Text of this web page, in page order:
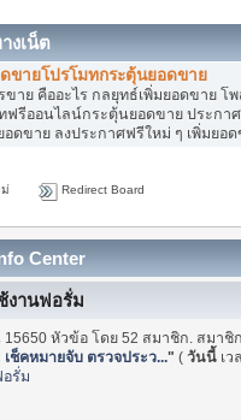
งเน็ต
ขายโปรโมทกระตุ้นยอดขาย
ขาย คืออะไร กลยุทธ์เพิ่มยอดขาย
ฟรีออนไลน์กระตุ้นยอดขาย ประกา
อดขาย ลงประกาศฟรีใหม่ ๆ เพิ่มยอ
ม่ Redirect Board
Center
งานฟอรั่ม
15650 หัวข้อ โดย 52 สมาชิก. สมา
เช็คหมายจับ ตรวจประว..." (วันนี้ เว
รั่ม